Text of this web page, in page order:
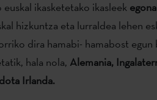
ikasketetako ikasleek
hizkuntza eta lurraldea lehen
dira hamabi- hamabost
hala nola, Alemania,
Irlanda.